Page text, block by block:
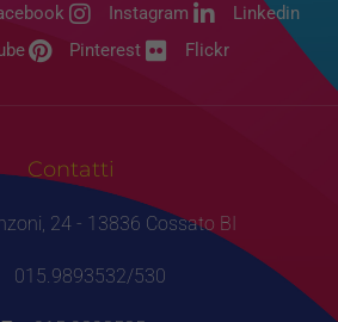
Instagram
Linkedin
Pinterest Flickr
Contatti
24 - 13836 Cossato BI
015.9893532/530